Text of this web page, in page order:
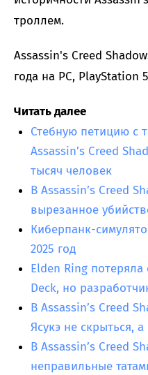
троллем.
Assassin's Creed
года на PC, PlayStation
Читать далее
Стебную петицию с
Assassin’s Creed
тысяч человек
В Assassin’s Creed
вырезанное
Киберпанк-
2025 год
Elden Ring потеряла
Deck, но
В Assassin’s Creed
Ясукэ не скрыться,
В Assassin’s Creed
неправильные